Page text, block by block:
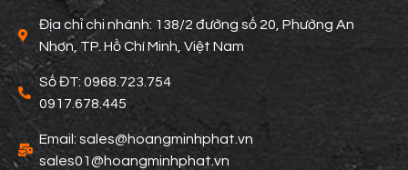
Địa chỉ chi nhánh: 138/2 đường số 20, Phường An
Nhơn, TP. Hồ Chí Minh, Việt Nam
Số ĐT: 0968.723.754
0917.678.445
Email: sales@hoangminhphat.vn
sales01@hoangminhphat.vn